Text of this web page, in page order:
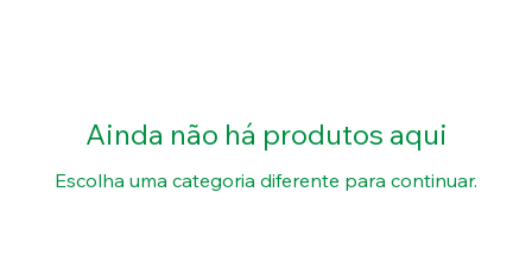
Ainda não há produtos aqui
Escolha uma categoria diferente para continuar.